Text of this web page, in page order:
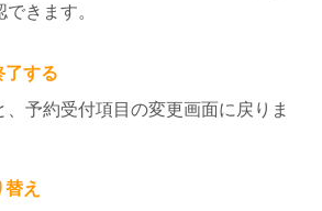
きます。
了する
、予約受付項目の変更画面に戻りま
え